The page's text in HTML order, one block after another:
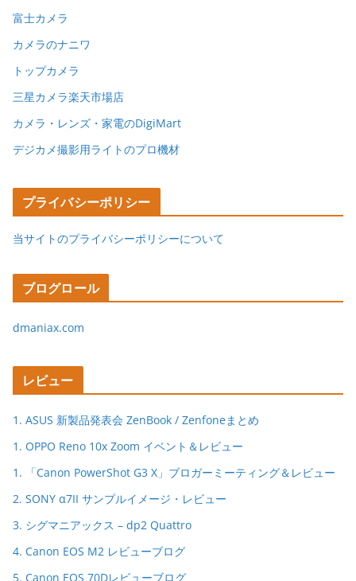
富士カメラ
カメラのナニワ
トップカメラ
三星カメラ楽天市場店
カメラ・レンズ・家電のDigiMart
デジカメ撮影用ライトのプロ機材
プライバシーポリシー
当サイトのプライバシーポリシーについて
ブログロール
dmaniax.com
レビュー
1. ASUS 新製品発表会 ZenBook / Zenfoneまとめ
1. OPPO Reno 10x Zoom イベント＆レビュー
1. 「Canon PowerShot G3 X」ブロガーミーティング＆レビュー
2. SONY α7II サンプルイメージ・レビュー
3. シグマニアックス – dp2 Quattro
4. Canon EOS M2 レビューブログ
5. Canon EOS 70Dレビューブログ